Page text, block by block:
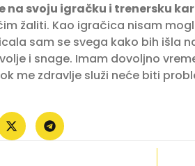
na svoju igračku i trenersku
žaliti. Kao igračica nisam
sam se svega kako bih išla
i snage. Imam dovoljno
me zdravlje služi neće biti